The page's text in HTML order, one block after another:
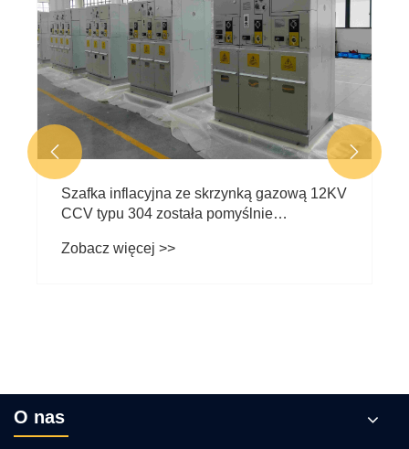
Szafka inflacyjna ze skrzynką gazową 12KV
CCV typu 304 została pomyślnie
Zobacz więcej >>
 
O nas